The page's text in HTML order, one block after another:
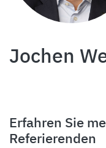
Jochen
Erfahren Sie
Referierenden